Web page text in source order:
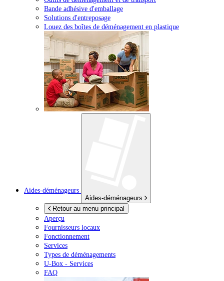
Bande adhésive d'emballage
Solutions d'entreposage
Louez des boîtes de déménagement en plastique
Aides-déménageurs
Aides-déménageurs
Retour au menu principal
Aperçu
Fournisseurs locaux
Fonctionnement
Services
Types de déménagements
U-Box - Services
FAQ